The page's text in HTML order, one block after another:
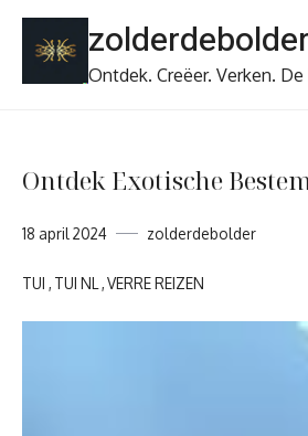
Ontdek. Creëer. Verken.
Ontdek Exotische
18 april 2024 zolderdebolder
TUI TUI NL VERRE REIZEN